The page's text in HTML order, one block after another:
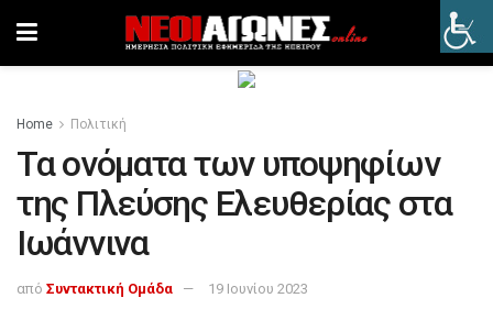
Home Πολιτική
Τα ονόματα των υποψηφίων
της Πλεύσης Ελευθερίας στα
Ιωάννινα
από Συντακτική Ομάδα 19 Ιουνίου 2023